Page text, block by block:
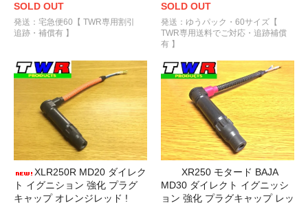
SOLD OUT
発送：宅急便60【 TWR専用割引
追跡・補償有 】
SOLD OUT
発送：ゆうパック・60サイズ【
TWR専用送料でご対応・追跡補償
有 】
XLR250R MD20 ダイレク
ト イグニション 強化 プラグ
キャップ オレンジレッド !
XR250 モタード BAJA
MD30 ダイレクト イグニッシ
ョン 強化 プラグキャップ レッ